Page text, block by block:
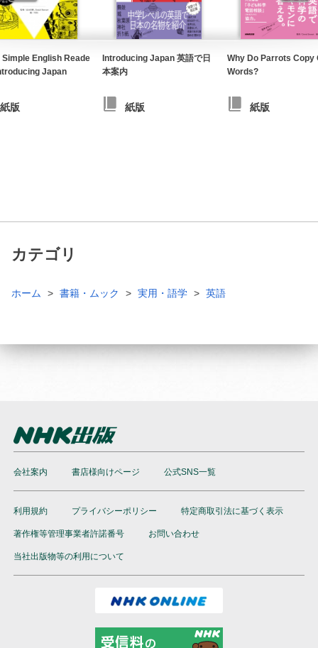
Simple English Reade
Japan
紙版
Introducing Japan 英語で日
本案内
紙版
Why Do Parrots Copy
Words?
紙版
カテゴリ
ホーム 書籍・ムック 実用・語学 英語
会社案内 書店様向けページ 公式SNS一覧
利用規約 プライバシーポリシー 特定商取引法に基づく表示
著作権等管理事業者許諾番号 お問い合わせ
当社出版物等の利用について